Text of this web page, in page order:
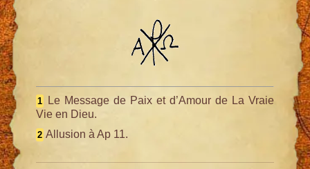
1
Le Message de Paix et d’Amour de La Vraie
Vie en Dieu.
2 Allusion à Ap 11.